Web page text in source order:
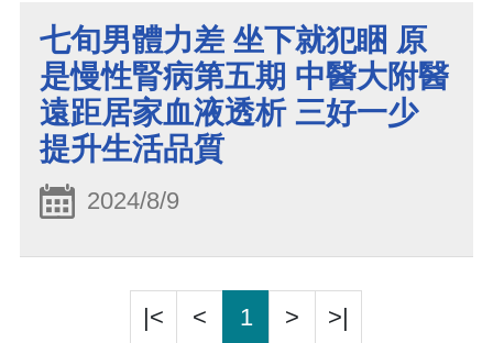
七旬男體力差 坐下就犯睏 原
是慢性腎病第五期 中醫大附醫
遠距居家血液透析 三好一少
提升生活品質
2024/8/9
|< < 1 > >|